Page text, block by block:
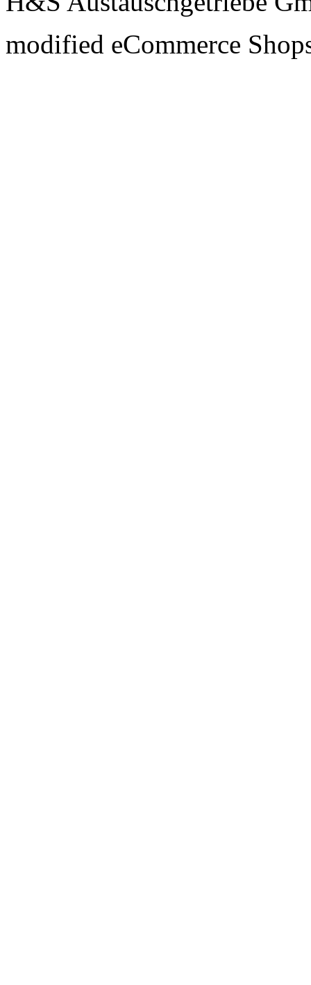
modified eCommerce